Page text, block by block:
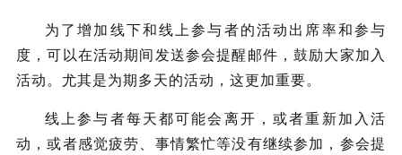
为了增加线下和线上参与者的活动出席率和参与
度，可以在活动期间发送参会提醒邮件，鼓励大家加入
活动。尤其是为期多天的活动，这更加重要。
线上参与者每天都可能会离开，或者重新加入活
动，或者感觉疲劳、事情繁忙等没有继续参加，参会提